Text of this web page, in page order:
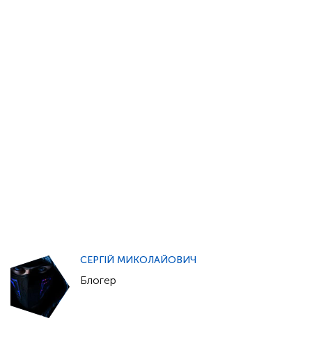
СЕРГІЙ МИКОЛАЙОВИЧ
Блогер